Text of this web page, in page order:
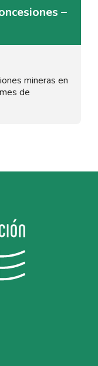
–
mineras en
de